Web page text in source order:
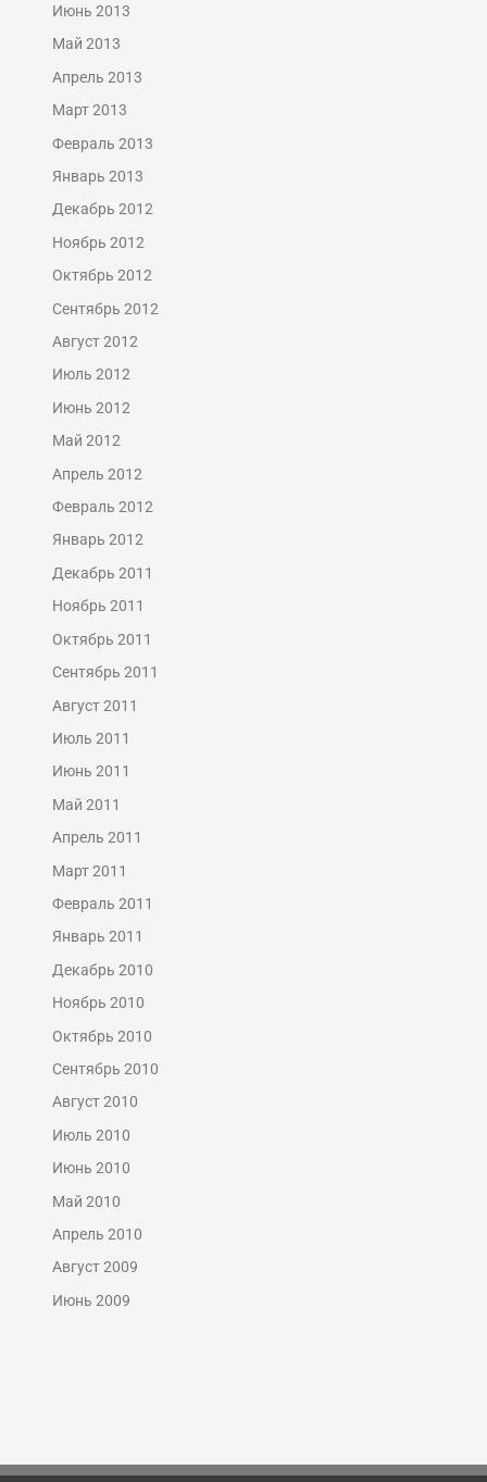
Июнь 2013
Май 2013
Апрель 2013
Март 2013
Февраль 2013
Январь 2013
Декабрь 2012
Ноябрь 2012
Октябрь 2012
Сентябрь 2012
Август 2012
Июль 2012
Июнь 2012
Май 2012
Апрель 2012
Февраль 2012
Январь 2012
Декабрь 2011
Ноябрь 2011
Октябрь 2011
Сентябрь 2011
Август 2011
Июль 2011
Июнь 2011
Май 2011
Апрель 2011
Март 2011
Февраль 2011
Январь 2011
Декабрь 2010
Ноябрь 2010
Октябрь 2010
Сентябрь 2010
Август 2010
Июль 2010
Июнь 2010
Май 2010
Апрель 2010
Август 2009
Июнь 2009